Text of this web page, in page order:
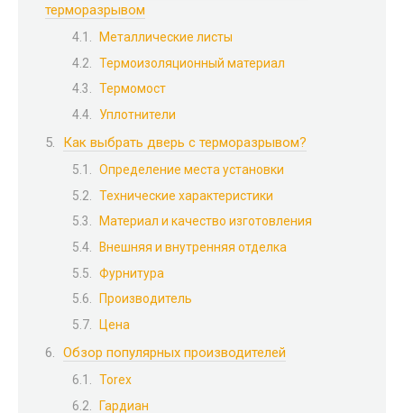
терморазрывом
Металлические листы
Термоизоляционный материал
Термомост
Уплотнители
Как выбрать дверь с терморазрывом?​
Определение места установки
Технические характеристики
Материал и качество изготовления
Внешняя и внутренняя отделка
Фурнитура
Производитель
Цена
Обзор популярных производителей
Torex
Гардиан